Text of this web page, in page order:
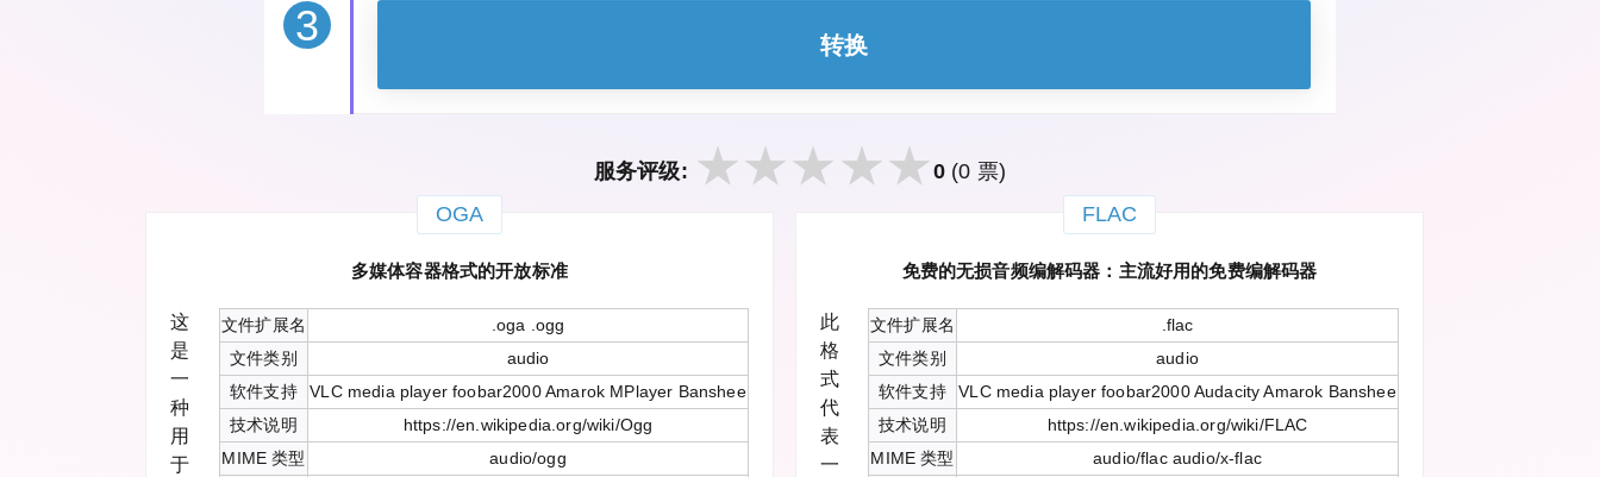
3 转换
服务评级: 0 (0 票)
OGA
多媒体容器格式的开放标准
文件扩展名
.oga .ogg
文件类别
audio
软件支持
VLC media player foobar2000 Amarok MPlayer Banshee
技术说明
https://en.wikipedia.org/wiki/Ogg
MIME 类型
audio/ogg
这
是
一
种
用
于
FLAC
免费的无损音频编解码器：主流好用的免费编解码器
文件扩展名
.flac
文件类别
audio
软件支持
VLC media player foobar2000 Audacity Amarok Banshee
技术说明
https://en.wikipedia.org/wiki/FLAC
MIME 类型
audio/flac audio/x-flac
此
格
式
代
表
一